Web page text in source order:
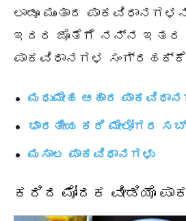
ಲಾಡೂ ಮುಂತಾದ
ಇದರ ಜೊತೆಗೆ ನನ್ನ ಇತರ
ಪಾಕವಿಧಾನಗಳ ಸಂಗ್ರಹಕ್ಕೆ
ಮಧುಮೇಹ ಆಹಾರ
ಭಾರತೀಯ ಕರಿ ಮೇಲೋಗರ
ಮಸಾಲ ಪಾಕವಿಧಾನಗಳು
ಕರಿದ ಮೋದಕ ವೀಡಿಯೊ